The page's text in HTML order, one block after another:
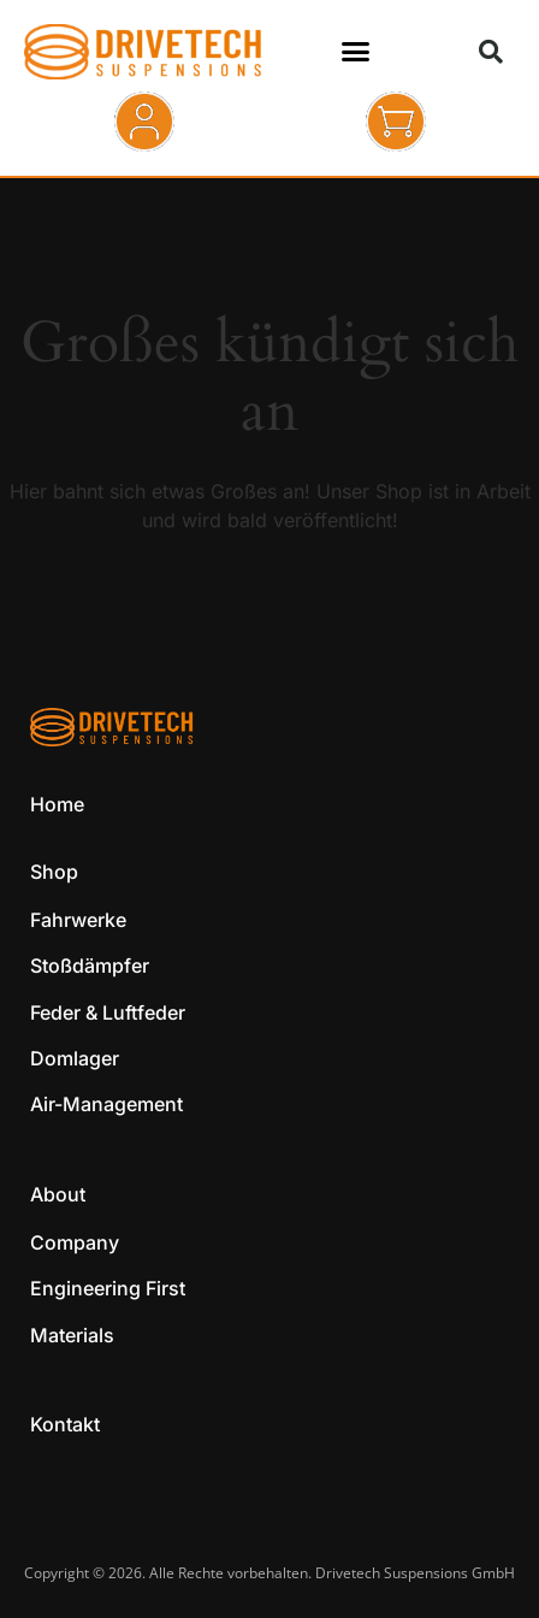
KONTAKT
Großes kündigt sich
an
Hier bahnt sich etwas Großes an! Unser Shop ist in Arbeit
und wird bald veröffentlicht!
Home
Shop
Fahrwerke
Stoßdämpfer
Feder & Luftfeder
Domlager
Air-Management
About
Company
Engineering First
Materials
Kontakt
Copyright © 2026. Alle Rechte vorbehalten. Drivetech Suspensions GmbH​